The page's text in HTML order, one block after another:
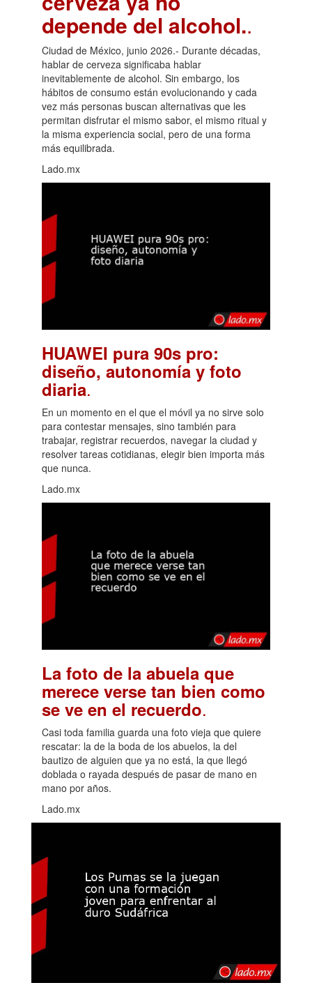
depende del alcohol..
Ciudad de México, junio 2026.- Durante décadas,
hablar de cerveza significaba hablar
inevitablemente de alcohol. Sin embargo, los
hábitos de consumo están evolucionando y cada
vez más personas buscan alternativas que les
permitan disfrutar el mismo sabor, el mismo ritual y
la misma experiencia social, pero de una forma
más equilibrada.
Lado.mx
HUAWEI pura 90s pro:
diseño, autonomía y foto
diaria.
En un momento en el que el móvil ya no sirve solo
para contestar mensajes, sino también para
trabajar, registrar recuerdos, navegar la ciudad y
resolver tareas cotidianas, elegir bien importa más
que nunca.
Lado.mx
La foto de la abuela que
merece verse tan bien como
se ve en el recuerdo.
Casi toda familia guarda una foto vieja que quiere
rescatar: la de la boda de los abuelos, la del
bautizo de alguien que ya no está, la que llegó
doblada o rayada después de pasar de mano en
mano por años.
Lado.mx